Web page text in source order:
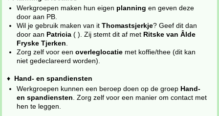
Werkgroepen maken hun eigen planningen geven deze
door aan PB.
Wil je gebruik maken van itThomastsjerkje? Geef dit dan
door aan Patricia(). Zij stemt dit af met Ritske van Âlde
Fryske Tjerken
Zorg zelf voor eenoverleglocatie met koffie/thee (dit kan
niet gedeclareerd worden).
♦ Hand- en spandiensten
Werkgroepen kunnen een beroep doen op de groep Hand-
en spandiensten . Zorg zelf voor een manier om contact met
hen te leggen.